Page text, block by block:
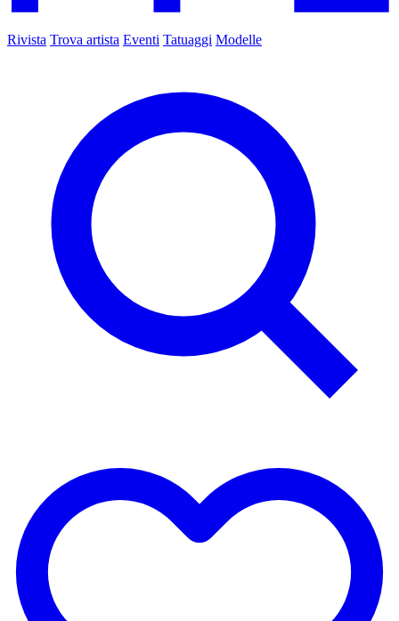
Rivista Trova artista Eventi Tatuaggi Modelle